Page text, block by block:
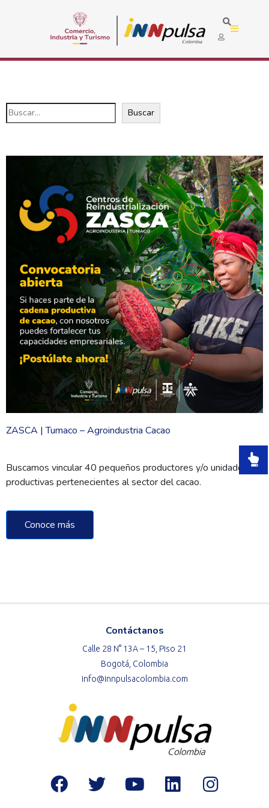
Buscar
ZASCA | Tumaco – Agroindustria Cacao
Buscamos vincular 40 pequeños productores y/o unidades
productivas pertenecientes al sector del cacao.
Conoce más
Contáctanos
Calle 28 N° 13A – 15, Piso 21
Bogotá, Colombia
info@innpulsacolombia.com